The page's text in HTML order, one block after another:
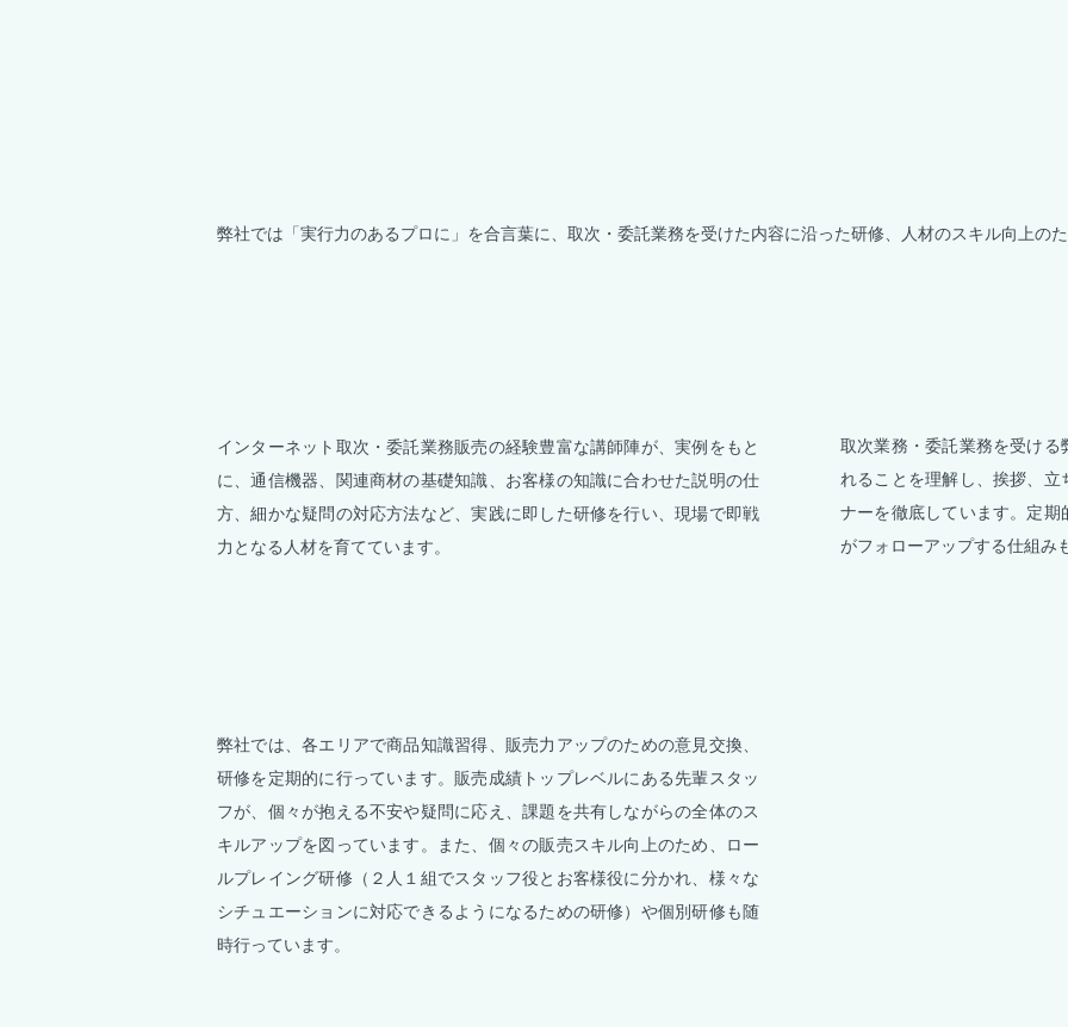
弊社では「実行力のあるプロに」を合言葉に、取次・委託業務を受けた内容に沿った研修、人材のスキル向上の
インターネット取次・委託業務販売の経験豊富な講師陣が、実例をもと
に、通信機器、関連商材の基礎知識、お客様の知識に合わせた説明の仕
方、細かな疑問の対応方法など、実践に即した研修を行い、現場で即戦
力となる人材を育てています。
取次業務・委託業務を受け
れることを理解し、挨拶、
ナーを徹底しています。定
がフォローアップする仕組み
弊社では、各エリアで商品知識習得、販売力アップのための意見交換、
研修を定期的に行っています。販売成績トップレベルにある先輩スタッ
フが、個々が抱える不安や疑問に応え、課題を共有しながらの全体のス
キルアップを図っています。また、個々の販売スキル向上のため、ロー
ルプレイング研修（２人１組でスタッフ役とお客様役に分かれ、様々な
シチュエーションに対応できるようになるための研修）や個別研修も随
時行っています。